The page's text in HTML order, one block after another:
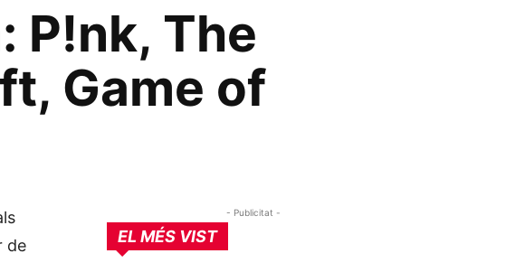
P!nk, The
Game of
de
- Publicitat -
EL MÉS VIST